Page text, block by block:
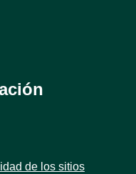
de los sitios